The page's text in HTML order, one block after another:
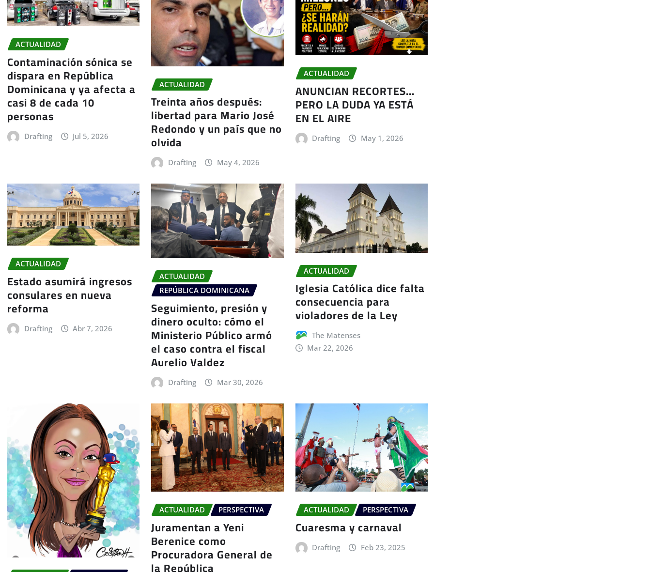
ACTUALIDAD
Contaminación sónica se
dispara en República
Dominicana y ya afecta a
casi 8 de cada 10
personas
Drafting Jul 5, 2026
ACTUALIDAD
Treinta años después:
libertad para Mario José
Redondo y un país que no
olvida
Drafting May 4, 2026
ACTUALIDAD
ANUNCIAN RECORTES…
PERO LA DUDA YA ESTÁ
EN EL AIRE
Drafting May 1, 2026
ACTUALIDAD
Estado asumirá ingresos
consulares en nueva
reforma
Drafting Abr 7, 2026
ACTUALIDAD
REPÚBLICA DOMINICANA
Seguimiento, presión y
dinero oculto: cómo el
Ministerio Público armó
el caso contra el fiscal
Aurelio Valdez
Drafting Mar 30, 2026
ACTUALIDAD
Iglesia Católica dice falta
consecuencia para
violadores de la Ley
The Matenses
Mar 22, 2026
ACTUALIDAD PERSPECTIVA
Juramentan a Yeni
Berenice como
Procuradora General de
la República
ACTUALIDAD PERSPECTIVA
Cuaresma y carnaval
Drafting Feb 23, 2025